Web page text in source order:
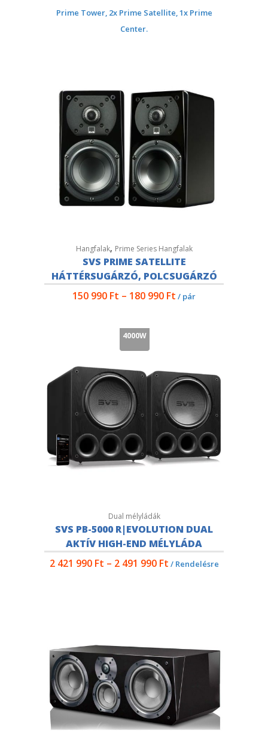
Prime Tower, 2x Prime Satellite, 1x Prime
Center.
Hangfalak, Prime Series Hangfalak
SVS PRIME SATELLITE
HÁTTÉRSUGÁRZÓ, POLCSUGÁRZÓ
150 990 Ft – 180 990 Ft / pár
4000W
Dual mélyládák
SVS PB-5000 R|EVOLUTION DUAL
AKTÍV HIGH-END MÉLYLÁDA
2 421 990 Ft – 2 491 990 Ft / Rendelésre